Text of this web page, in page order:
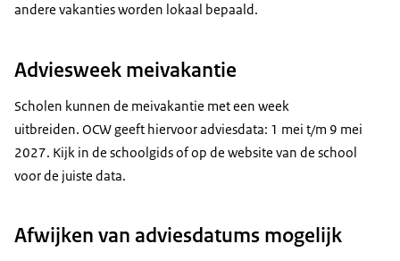
andere vakanties worden lokaal bepaald.
Adviesweek meivakantie
Scholen kunnen de meivakantie met een week
uitbreiden. OCW geeft hiervoor adviesdata: 1 mei t/m 9 mei
2027. Kijk in de schoolgids of op de website van de school
voor de juiste data.
Afwijken van adviesdatums mogelijk